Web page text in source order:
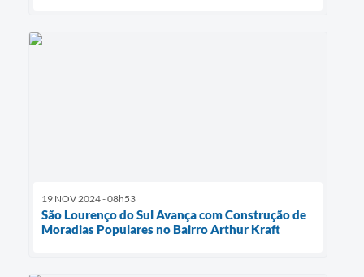
19 NOV 2024 - 08h53
São Lourenço do Sul Avança com Construção de
Moradias Populares no Bairro Arthur Kraft